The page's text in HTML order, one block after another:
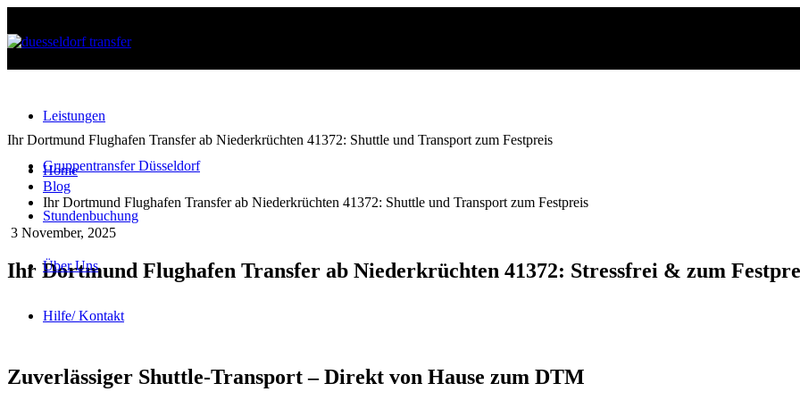
Leistungen
Gruppentransfer Düsseldorf
Stundenbuchung
Über Uns
Hilfe/ Kontakt
info@duesseldorftransfer.com
+4916091448575
Ihr Dortmund Flughafen Transfer ab Niederkrüchten 41372: Shuttle und Transport zum Festpreis
Home
Blog
Ihr Dortmund Flughafen Transfer ab Niederkrüchten 41372: Shuttle und Transport zum Festpreis
3 November, 2025
Ihr Dortmund Flughafen Transfer ab Niederkrüchten 41372: Stressfrei & zum
Zuverlässiger Shuttle-Transport– Direkt von Hause zum DTM